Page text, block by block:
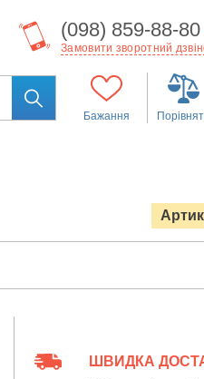
(098) 859-88-80
Замовити зворотний
Бажання
ШВИДКА